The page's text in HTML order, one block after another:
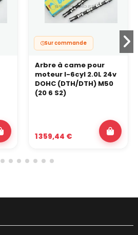
Sur commande
Arbre à came pour
moteur I-6cyl 2.0L 24v
DOHC (DTH/DTH) M50
(20 6 S2)
1 359,44 €